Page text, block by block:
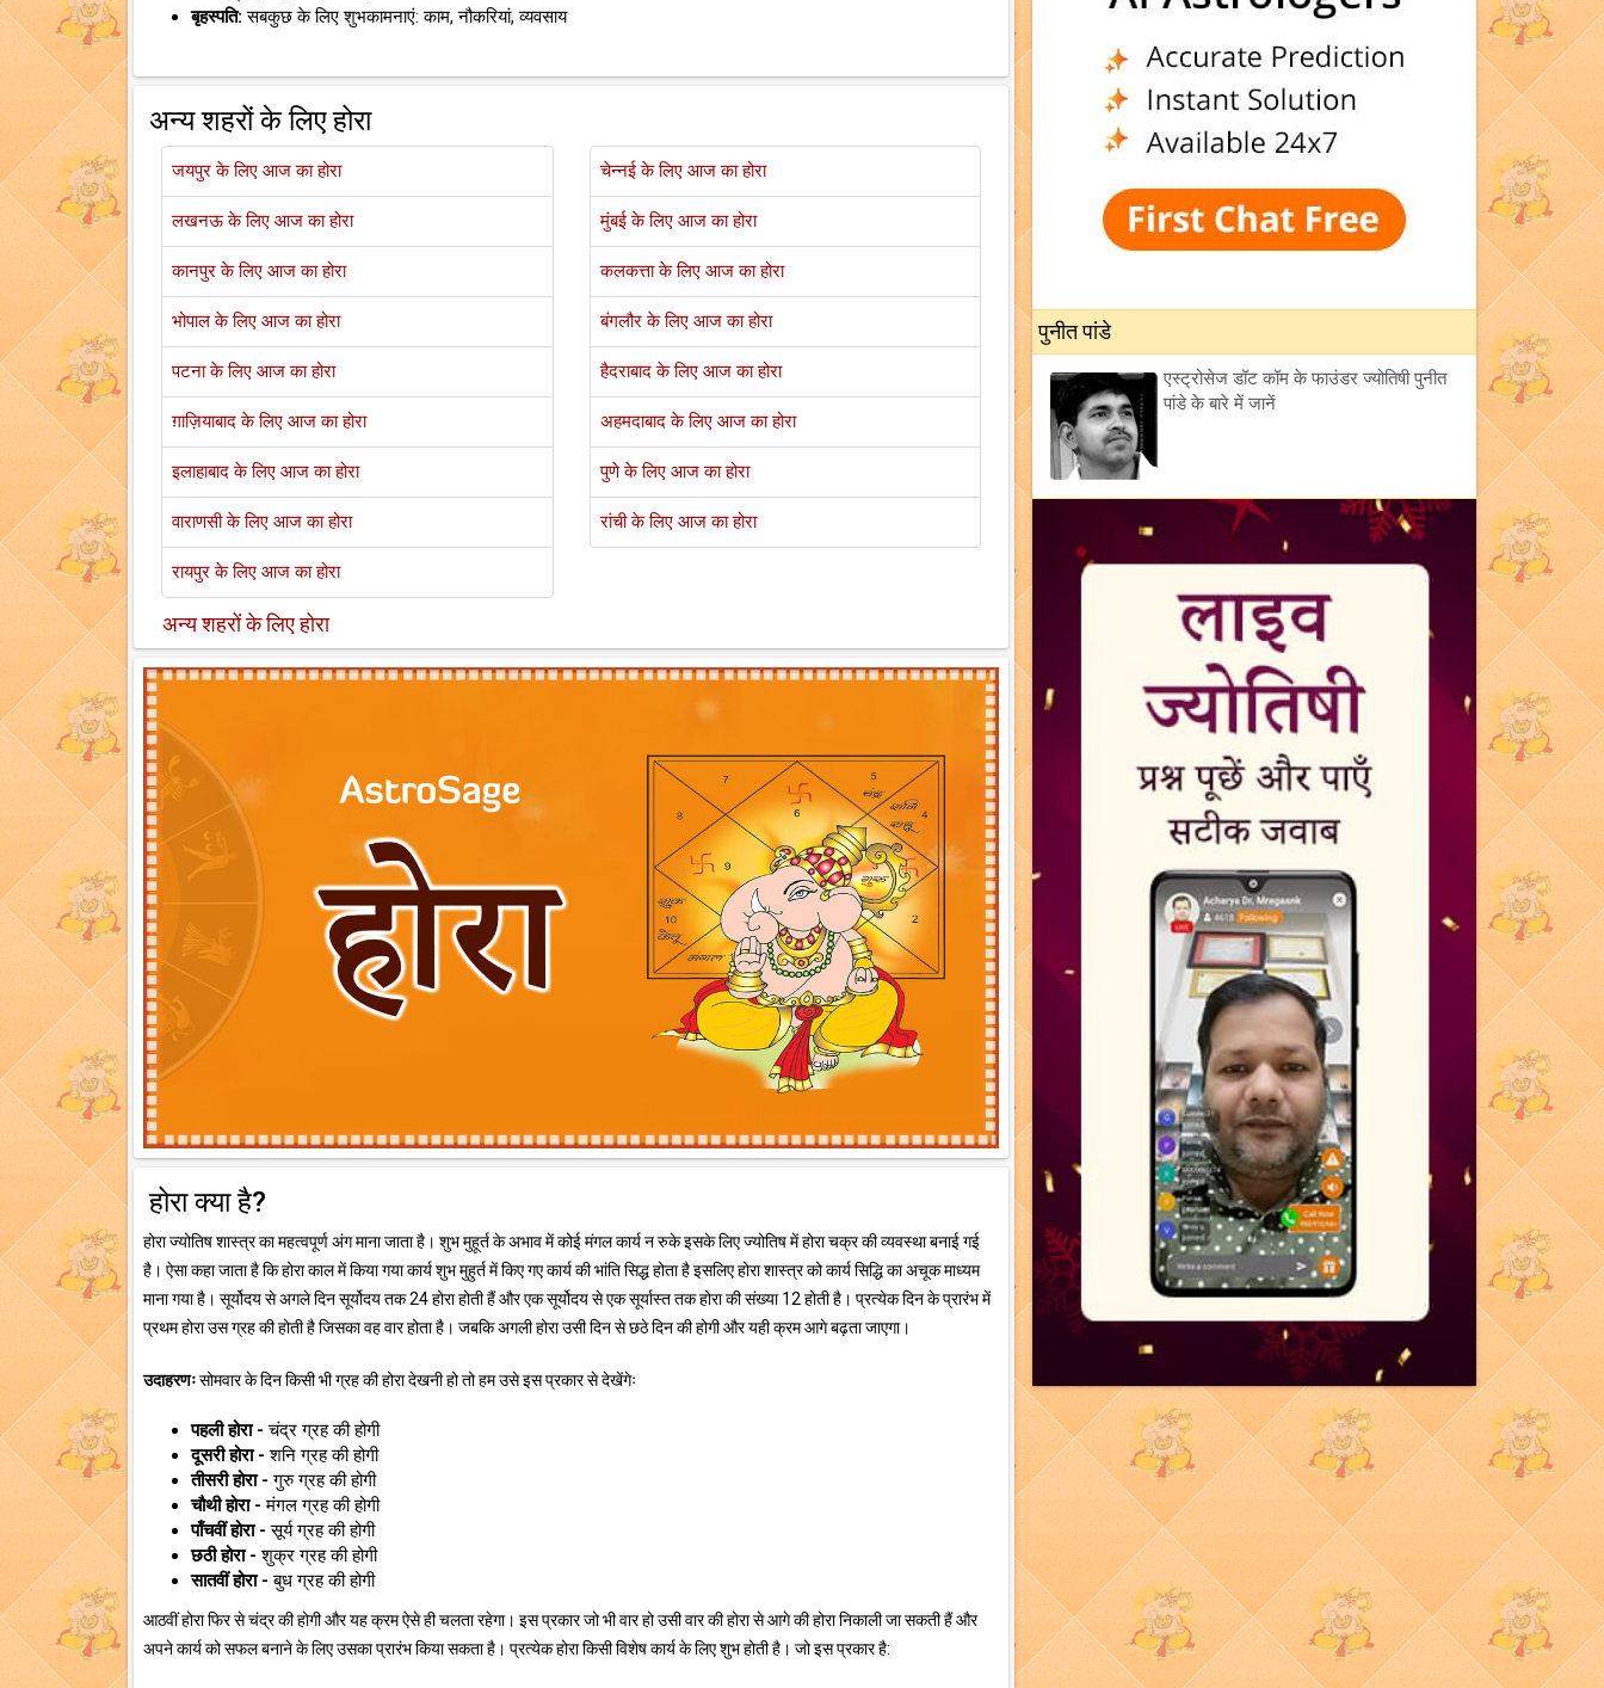
बृहस्पति: सबकुछ के लिए शुभकामनाएं: काम, नौकरियां, व्यवसाय
अन्य शहरों के लिए होरा
जयपुर के लिए आज का होरा
लखनऊ के लिए आज का होरा
कानपुर के लिए आज का होरा
भोपाल के लिए आज का होरा
पटना के लिए आज का होरा
ग़ाज़ियाबाद के लिए आज का होरा
इलाहाबाद के लिए आज का होरा
वाराणसी के लिए आज का होरा
रायपुर के लिए आज का होरा
चेन्नई के लिए आज का होरा
मुंबई के लिए आज का होरा
कलकत्ता के लिए आज का होरा
बंगलौर के लिए आज का होरा
हैदराबाद के लिए आज का होरा
अहमदाबाद के लिए आज का होरा
पुणे के लिए आज का होरा
रांची के लिए आज का होरा
अन्य शहरों के लिए होरा
होरा क्या है?
होरा ज्योतिष शास्त्र का महत्वपूर्ण अंग माना जाता है। शुभ मुहूर्त के अभाव में कोई मंगल कार्य न रुके इसके लिए ज्योतिष में होरा चक्र की व्यवस्था बनाई गई
है। ऐसा कहा जाता है कि होरा काल में किया गया कार्य शुभ मुहुर्त में किए गए कार्य की भांति सिद्ध होता है इसलिए होरा शास्त्र को कार्य सिद्धि का अचूक माध्यम
माना गया है। सूर्योदय से अगले दिन सूर्योदय तक 24 होरा होती हैं और एक सूर्योदय से एक सूर्यास्त तक होरा की संख्या 12 होती है। प्रत्येक दिन के प्रारंभ में
प्रथम होरा उस ग्रह की होती है जिसका वह वार होता है। जबकि अगली होरा उसी दिन से छठे दिन की होगी और यही क्रम आगे बढ़ता जाएगा।
उदाहरणःसोमवार के दिन किसी भी ग्रह की होरा देखनी हो तो हम उसे इस प्रकार से देखेंगेः
पहली होरा -चंद्र ग्रह की होगी
दूसरी होरा -शनि ग्रह की होगी
तीसरी होरा -गुरु ग्रह की होगी
चौथी होरा -मंगल ग्रह की होगी
पाँचवीं होरा -सूर्य ग्रह की होगी
छठी होरा -शुक्र ग्रह की होगी
सातवीं होरा -बुध ग्रह की होगी
आठवीं होरा फिर से चंद्र की होगी और यह क्रम ऐसे ही चलता रहेगा। इस प्रकार जो भी वार हो उसी वार की होरा से आगे की होरा निकाली जा सकती हैं और
अपने कार्य को सफल बनाने के लिए उसका प्रारंभ किया सकता है। प्रत्येक होरा किसी विशेष कार्य के लिए शुभ होती है। जो इस प्रकार है:
पुनीत पांडे
एस्ट्रोसेज डॉट कॉम के फाउंडर ज्योतिषी पुनीत
पांडे के बारे में जानें